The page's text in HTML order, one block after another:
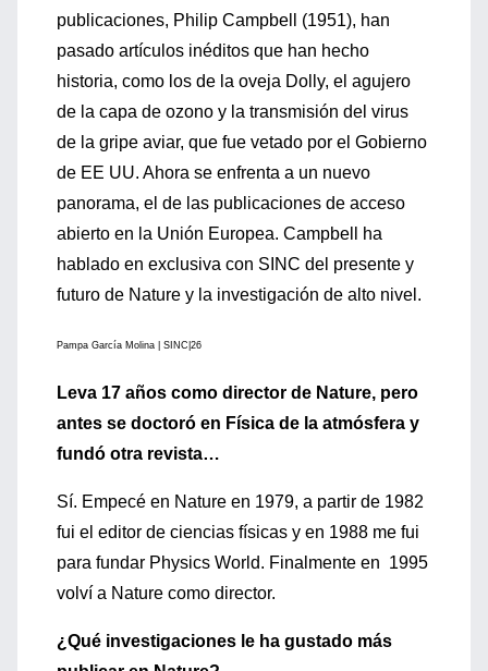
publicaciones, Philip Campbell (1951), han
pasado artículos inéditos que han hecho
historia, como los de la oveja Dolly, el agujero
de la capa de ozono y la transmisión del virus
de la gripe aviar, que fue vetado por el Gobierno
de EE UU. Ahora se enfrenta a un nuevo
panorama, el de las publicaciones de acceso
abierto en la Unión Europea. Campbell ha
hablado en exclusiva con SINC del presente y
futuro de Nature y la investigación de alto nivel.
Pampa García Molina | SINC|26
Leva 17 años como director de Nature, pero
antes se doctoró en Física de la atmósfera y
fundó otra revista…
Sí. Empecé en Nature en 1979, a partir de 1982
fui el editor de ciencias físicas y en 1988 me fui
para fundar Physics World. Finalmente en 1995
volví a Nature como director.
¿Qué investigaciones le ha gustado más